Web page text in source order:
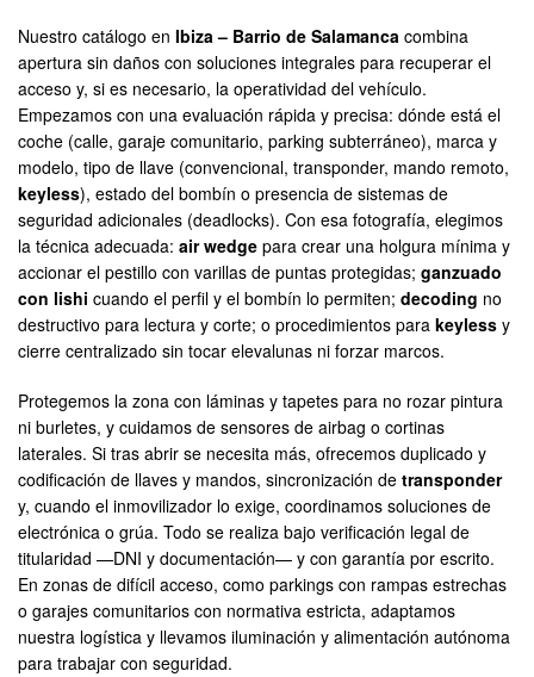
Nuestro catálogo en Ibiza – Barrio de Salamanca combina
apertura sin daños con soluciones integrales para recuperar el
acceso y, si es necesario, la operatividad del vehículo.
Empezamos con una evaluación rápida y precisa: dónde está el
coche (calle, garaje comunitario, parking subterráneo), marca y
modelo, tipo de llave (convencional, transponder, mando remoto,
keyless), estado del bombín o presencia de sistemas de
seguridad adicionales (deadlocks). Con esa fotografía, elegimos
la técnica adecuada: air wedge para crear una holgura mínima y
accionar el pestillo con varillas de puntas protegidas; ganzuado
con lishi cuando el perfil y el bombín lo permiten; decoding no
destructivo para lectura y corte; o procedimientos para keyless y
cierre centralizado sin tocar elevalunas ni forzar marcos.
Protegemos la zona con láminas y tapetes para no rozar pintura
ni burletes, y cuidamos de sensores de airbag o cortinas
laterales. Si tras abrir se necesita más, ofrecemos duplicado y
codificación de llaves y mandos, sincronización de transponder
y, cuando el inmovilizador lo exige, coordinamos soluciones de
electrónica o grúa. Todo se realiza bajo verificación legal de
titularidad —DNI y documentación— y con garantía por escrito.
En zonas de difícil acceso, como parkings con rampas estrechas
o garajes comunitarios con normativa estricta, adaptamos
nuestra logística y llevamos iluminación y alimentación autónoma
para trabajar con seguridad.